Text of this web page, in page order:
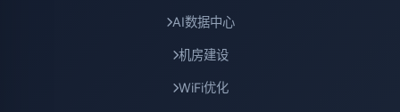
AI数据中心
机房建设
WiFi优化